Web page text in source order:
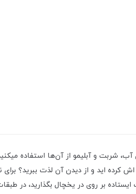
شربت و آبلیمو از آن‌ها استفاده
اید و از دیدن آن لذت ببرید؟ برای
بر روی در یخچال بگذارید، در